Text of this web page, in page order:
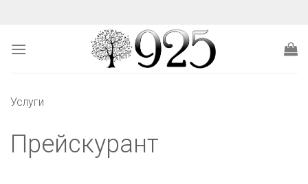
content
Услуги
Прейскурант